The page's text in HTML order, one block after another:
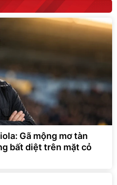
Gã mộng mơ tàn
bất diệt trên mặt cỏ